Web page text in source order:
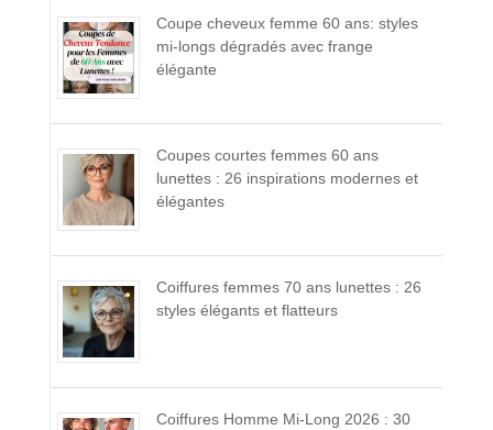
Coupe cheveux femme 60 ans: styles
mi-longs dégradés avec frange
élégante
Coupes courtes femmes 60 ans
lunettes : 26 inspirations modernes et
élégantes
Coiffures femmes 70 ans lunettes : 26
styles élégants et flatteurs
Coiffures Homme Mi-Long 2026 : 30